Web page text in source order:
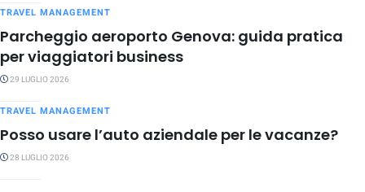
TRAVEL MANAGEMENT
Parcheggio aeroporto Genova: guida pratica
per viaggiatori business
29 LUGLIO 2026
TRAVEL MANAGEMENT
Posso usare l’auto aziendale per le vacanze?
28 LUGLIO 2026